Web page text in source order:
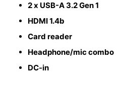
2 x USB-A 3.2 Gen 1
HDMI 1.4b
Card reader
Headphone/mic combo
DC-in